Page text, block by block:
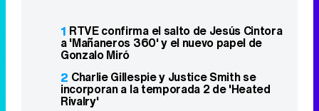
1 RTVE confirma el salto de Jesús Cintora
a 'Mañaneros 360' y el nuevo papel de
Gonzalo Miró
2 Charlie Gillespie y Justice Smith se
incorporan a la temporada 2 de 'Heated
Rivalry'